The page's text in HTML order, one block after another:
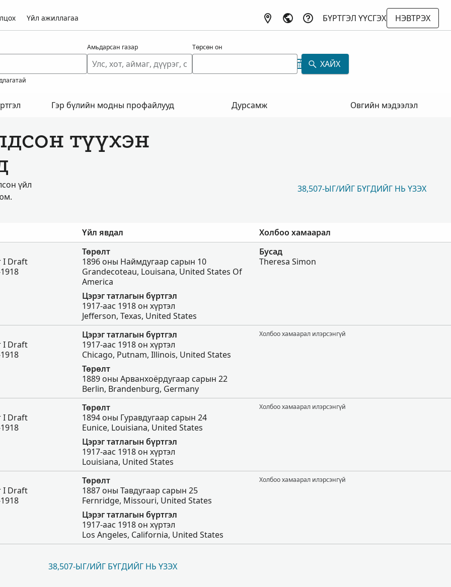
Үйл ажиллагаа БҮРТГЭЛ ҮҮСГЭХ
НЭВТРЭХ
Амьдарсан газар Төрсөн он
ХАЙХ
Гэр бүлийн модны профайлууд Дурсамж Овгийн мэдээлэл
түүхэн
үйл
38,507-ЫГ/ИЙГ БҮГДИЙГ НЬ ҮЗЭХ
Үйл явдал
Холбоо хамаарал
I Draft
Төрөлт
1896 оны Наймдугаар сарын 10
Grandecoteau, Louisana, United States Of
America
Цэрэг татлагын бүртгэл
1917-аас 1918 он хүртэл
Jefferson, Texas, United States
Бусад
Theresa Simon
I Draft
Цэрэг татлагын бүртгэл
1917-аас 1918 он хүртэл
Chicago, Putnam, Illinois, United States
Төрөлт
1889 оны Арванхоёрдугаар сарын 22
Berlin, Brandenburg, Germany
Холбоо хамаарал илэрсэнгүй
I Draft
Төрөлт
1894 оны Гуравдугаар сарын 24
Eunice, Louisiana, United States
Цэрэг татлагын бүртгэл
1917-аас 1918 он хүртэл
Louisiana, United States
Холбоо хамаарал илэрсэнгүй
I Draft
Төрөлт
1887 оны Тавдугаар сарын 25
Fernridge, Missouri, United States
Цэрэг татлагын бүртгэл
1917-аас 1918 он хүртэл
Los Angeles, California, United States
Холбоо хамаарал илэрсэнгүй
38,507-ЫГ/ИЙГ БҮГДИЙГ НЬ ҮЗЭХ